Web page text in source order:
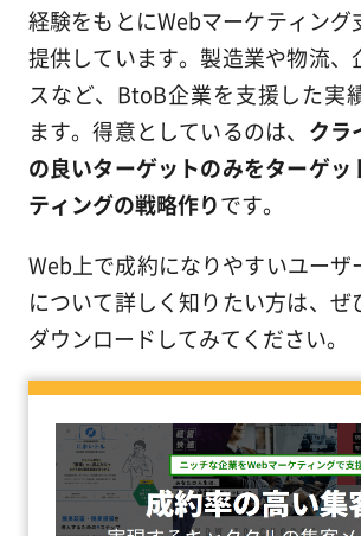
経験をもとにWebマーケティング
提供しています。製造業や物流、
スなど、BtoB企業を支援した実
ます。得意としているのは、 クラ
の良いターゲットのみをターゲッ
ティングの戦略作りです。
Web上で成約になりやすいユーザ
について詳しく知りたい方は、ぜ
ダウンロードしてみてください。